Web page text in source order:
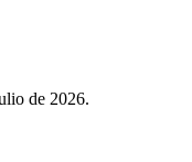
de 2026.